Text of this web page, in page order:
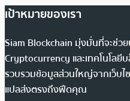
เป้าหมายของเรา
Siam Blockchain มุ่งมั่นที่จะช่ว
Cryptocurrency และเทคโนโลยี
รวบรวมข้อมูลส่วนใหญ่จากเว็บไ
แปลส่งตรงถึงฟีดคุณ